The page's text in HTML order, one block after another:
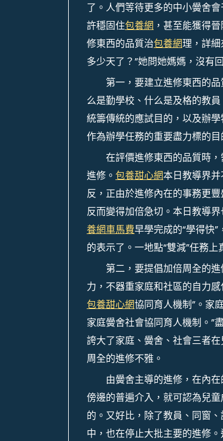
了。人們等待更多的中小黌舍
許穩固住包養網 ，甚至能獲得
修東西的品質治包養網理，詳
多少天了？”她問她媽媽，沒有
第一，要建立進修東西的
么是勤學校、什么是及格的教
統籌傳統的應試目的，以及辦
作為辦學任務的重要盡力標的目
在評價進修東西的品質時
進修。 包養甜心網本日教導界
反，正由於進修內在的事務更
反而變得加倍急切。本日教導
養網車馬費早學完成的“學得快
的表示了。一地點“雙減”任務
第二，要提倡加倍周全的
力，不器重家庭和社區的自力
包養甜心網協同育人機制”。家
家庭黌舍社會協同育人機制。”
誇大了家庭、黌舍、社會三者
周全的進修不雅。
由黌舍主導的進修，在內
傍邊的普遍介入，就可認為兒
的。又好比，除了教員、同窗
中，也在停止大批主要的進修